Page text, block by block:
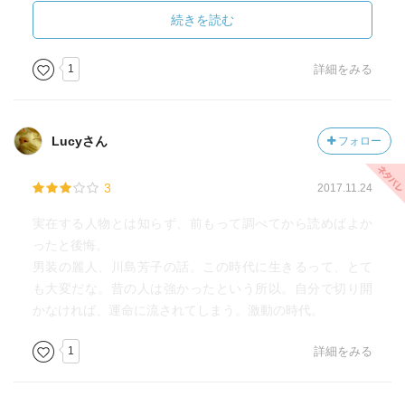
である川島芳子が優しすぎたということもありますが、な
ぜその選択をしてしまったのか！ と歯がゆく思います
が、当時の教育環境を思えば当然の選択だとも思いまし
た。
続刊が予定されているようなので、報われる結末がくると
いいなと思いますが、少しでも希望を持って続刊を待ちた
続きを読む
1 詳細をみる
Lucyさん フォロー
3 2017.11.24
実在する人物とは知らず、前もって調べてから読めばよか
ったと後悔。
男装の麗人、川島芳子の話。この時代に生きるって、とて
も大変だな。昔の人は強かったという所以。自分で切り開
かなければ、運命に流されてしまう。激動の時代。
1 詳細をみる